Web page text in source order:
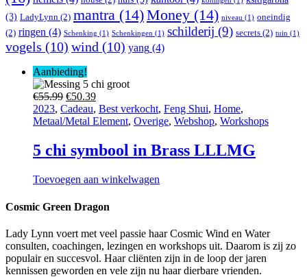
(3) LadyLynn (2) mantra (14)Money (14) niveau (1) oneindig
(2) ringen (4) Schenking (1) Schenkingen (1) schilderij (9) secrets (2) tuin (1)
vogels (10) wind (10) yang (4)
Aanbieding!
€55.99 Oorspronkelijke
prijs
was:
€50.39Huidige
prijs
is:
2023, Cadeau, Best verkocht, Feng Shui, Home,
Metaal/Metal Element, Overige, Webshop, Workshops
5 chi symbool in Brass LLLMG
Toevoegen aan winkelwagen
Cosmic Green Dragon
Lady Lynn voert met veel passie haar Cosmic Wind en Water
consulten, coachingen, lezingen en workshops uit. Daarom is zij zo
populair en succesvol. Haar cliënten zijn in de loop der jaren
kennissen geworden en vele zijn nu haar dierbare vrienden.